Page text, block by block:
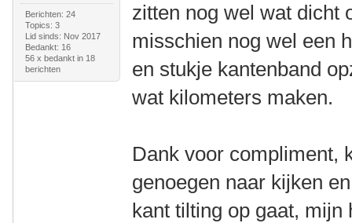
Berichten: 24
Topics: 3
Lid sinds: Nov 2017
Bedankt: 16
56 x bedankt in 18
berichten
zitten nog wel wat dicht
misschien nog wel een
en stukje kantenband
wat kilometers maken.
Dank voor compliment,
genoegen naar kijken
kant tilting op gaat,